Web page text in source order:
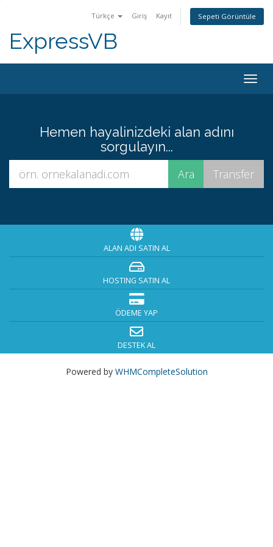
Türkçe Giriş Kayıt Sepeti Görüntüle
ExpressVB
Hemen hayalinizdeki alan adını
sorgulayın...
ALAN ADI SATIN AL
HOSTING SATIN AL
ÖDEME YAP
DESTEK AL
Powered by WHMCompleteSolution